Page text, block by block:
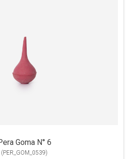
Goma N° 6
(PER_GOM_0539)